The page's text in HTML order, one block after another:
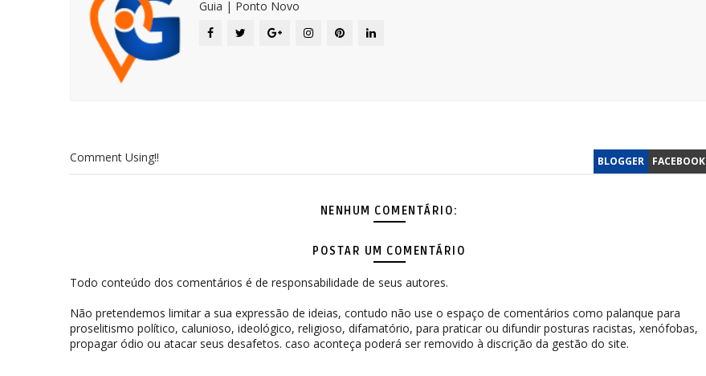
Guia | Ponto Novo
BLOGGER FACEBOOK
Comment Using!!
NENHUM COMENTÁRIO:
POSTAR UM COMENTÁRIO
Todo conteúdo dos comentários é de responsabilidade de seus autores.
Não pretendemos limitar a sua expressão de ideias, contudo não use o espaço de comentários como palanque para
proselitismo político, calunioso, ideológico, religioso, difamatório, para praticar ou difundir posturas racistas, xenófobas,
propagar ódio ou atacar seus desafetos. caso aconteça poderá ser removido à discrição da gestão do site.